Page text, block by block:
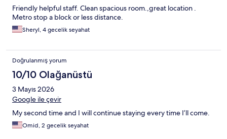
Friendly helpful staff. Clean spacious room.,great location .
Metro stop a block or less distance.
Sheryl, 4 gecelik seyahat
Doğrulanmış yorum
10/10 Olağanüstü
3 Mayıs 2026
Google ile çevir
My second time and I will continue staying every time I’ll come.
Omid, 2 gecelik seyahat